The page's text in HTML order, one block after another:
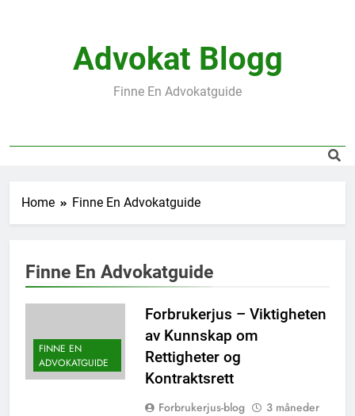
Advokat Blogg
Finne En Advokatguide
Home Finne En Advokatguide
Finne En Advokatguide
FINNE EN
ADVOKATGUIDE
Forbrukerjus – Viktigheten
av Kunnskap om
Rettigheter og
Kontraktsrett
Forbrukerjus-blog
3 måneder